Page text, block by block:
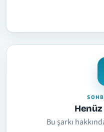
Bu şarkı